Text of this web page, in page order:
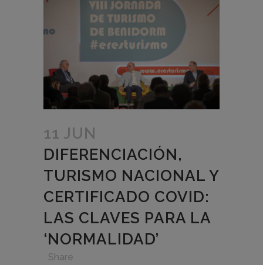
11 JUN
DIFERENCIACIÓN,
TURISMO NACIONAL Y
CERTIFICADO COVID:
LAS CLAVES PARA LA
‘NORMALIDAD’
Share